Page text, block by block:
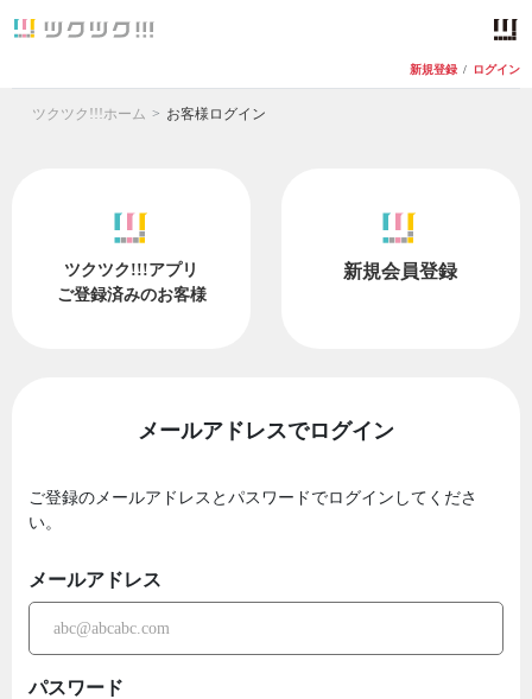
新規登録 / ログイン
ツクツク!!!ホーム お客様ログイン
ツクツク!!!アプリ
ご登録済みのお客様
新規会員登録
メールアドレスでログイン
ご登録のメールアドレスとパスワードでログインしてくださ
い。
メールアドレス
パスワード